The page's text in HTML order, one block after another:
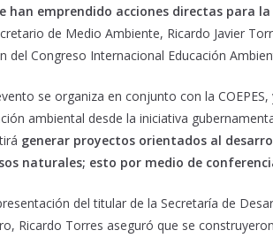
han emprendido acciones directas para
de Medio Ambiente, Ricardo Javier
del Congreso Internacional Educación
se organiza en conjunto con la
ambiental desde la iniciativa
generar proyectos orientados al
naturales; esto por medio de
del titular de la Secretaría de
Ricardo Torres aseguró que se